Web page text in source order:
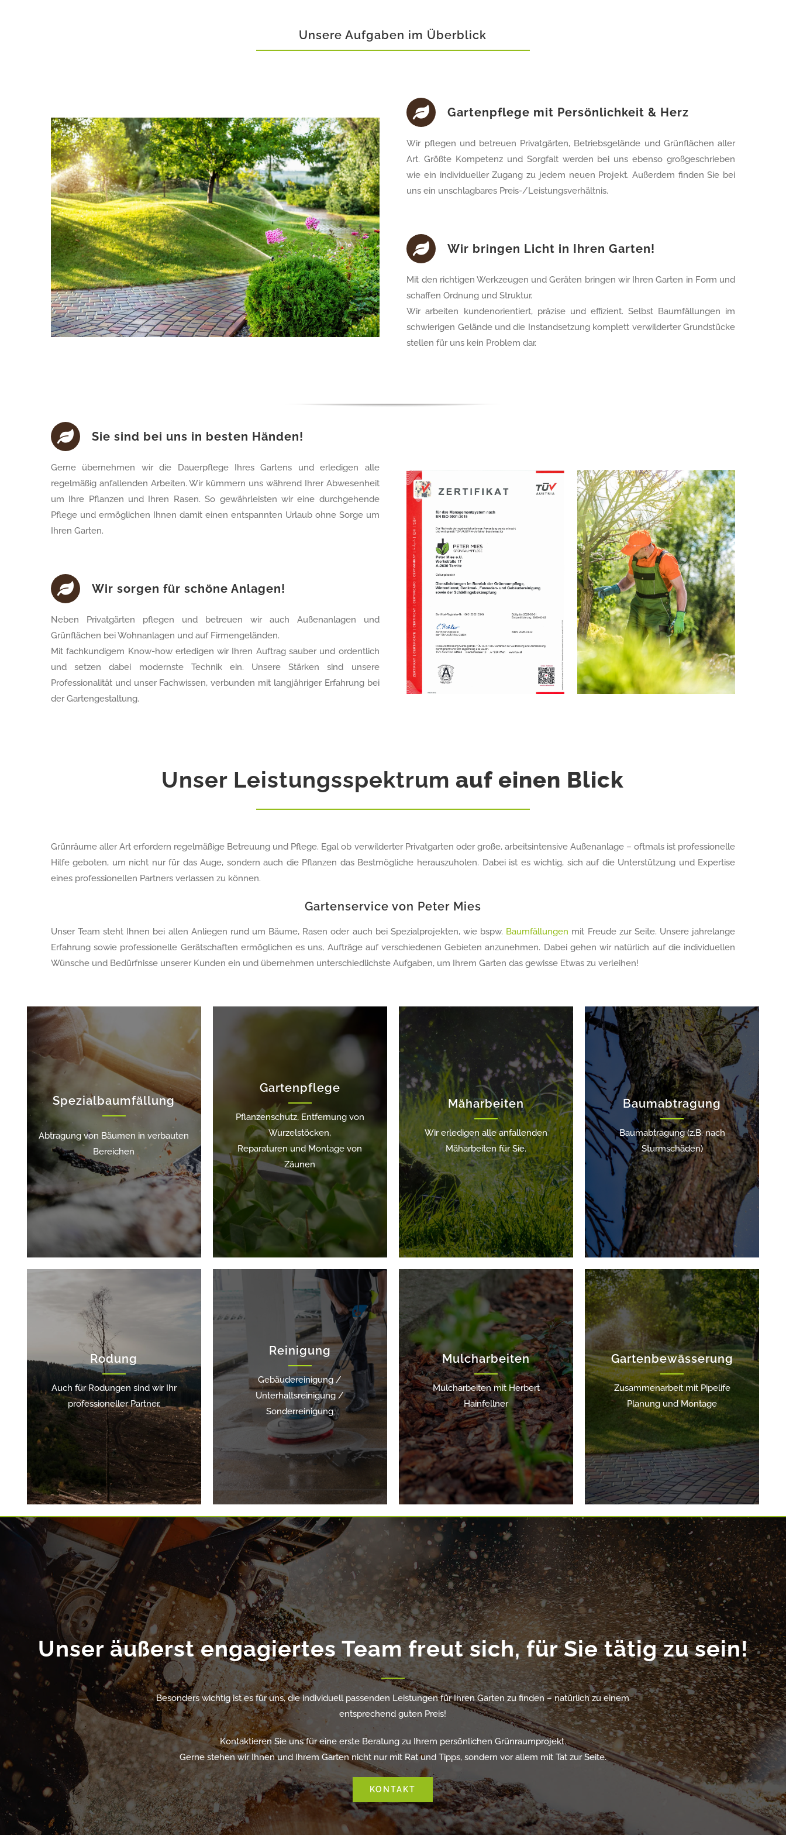
Unsere Aufgaben im Überblick
Gartenpflege mit Persönlichkeit & Herz
Wir pflegen und betreuen Privatgärten, Betriebsgelände und Grünflächen aller
Art. Größte Kompetenz und Sorgfalt werden bei uns ebenso großgeschrieben
wie ein individueller Zugang zu jedem neuen Projekt. Außerdem finden Sie bei
uns ein unschlagbares Preis-/Leistungsverhältnis.
Wir bringen Licht in Ihren Garten!
Mit den richtigen Werkzeugen und Geräten bringen wir Ihren Garten in Form und
schaffen Ordnung und Struktur.
Wir arbeiten kundenorientiert, präzise und effizient. Selbst Baumfällungen im
schwierigen Gelände und die Instandsetzung komplett verwilderter Grundstücke
stellen für uns kein Problem dar.
Sie sind bei uns in besten Händen!
Gerne übernehmen wir die Dauerpflege Ihres Gartens und erledigen alle
regelmäßig anfallenden Arbeiten. Wir kümmern uns während Ihrer Abwesenheit
um Ihre Pflanzen und Ihren Rasen. So gewährleisten wir eine durchgehende
Pflege und ermöglichen Ihnen damit einen entspannten Urlaub ohne Sorge um
Ihren Garten.
Wir sorgen für schöne Anlagen!
Neben Privatgärten pflegen und betreuen wir auch Außenanlagen und
Grünflächen bei Wohnanlagen und auf Firmengeländen.
Mit fachkundigem Know-how erledigen wir Ihren Auftrag sauber und ordentlich
und setzen dabei modernste Technik ein. Unsere Stärken sind unsere
Professionalität und unser Fachwissen, verbunden mit langjähriger Erfahrung bei
der Gartengestaltung.
Unser Leistungsspektrum auf einen Blick
Grünräume aller Art erfordern regelmäßige Betreuung und Pflege. Egal ob verwilderter Privatgarten oder große, arbeitsintensive Außenanlage – oftmals ist professionelle
Hilfe geboten, um nicht nur für das Auge, sondern auch die Pflanzen das Bestmögliche herauszuholen. Dabei ist es wichtig, sich auf die Unterstützung und Expertise
eines professionellen Partners verlassen zu können.
Gartenservice von Peter Mies
Unser Team steht Ihnen bei allen Anliegen rund um Bäume, Rasen oder auch bei Spezialprojekten, wie bspw. Baumfällungen mit Freude zur Seite. Unsere jahrelange
Erfahrung sowie professionelle Gerätschaften ermöglichen es uns, Aufträge auf verschiedenen Gebieten anzunehmen. Dabei gehen wir natürlich auf die individuellen
Wünsche und Bedürfnisse unserer Kunden ein und übernehmen unterschiedlichste Aufgaben, um Ihrem Garten das gewisse Etwas zu verleihen!
Spezialbaumfällung
Abtragung von Bäumen in verbauten
Bereichen
Gartenpflege
Pflanzenschutz, Entfernung von
Wurzelstöcken,
Reparaturen und Montage von
Zäunen
Mäharbeiten
Wir erledigen alle anfallenden
Mäharbeiten für Sie.
Baumabtragung
Baumabtragung (z.B. nach
Sturmschäden)
Rodung
Auch für Rodungen sind wir Ihr
professioneller Partner.
Reinigung
Gebäudereinigung /
Unterhaltsreinigung /
Sonderreinigung
Mulcharbeiten
Mulcharbeiten mit Herbert
Hainfellner
Gartenbewässerung
Zusammenarbeit mit Pipelife
Planung und Montage
Unser äußerst engagiertes Team freut sich, für Sie tätig zu sein!
Besonders wichtig ist es für uns, die individuell passenden Leistungen für Ihren Garten zu finden – natürlich zu einem
entsprechend guten Preis!
Kontaktieren Sie uns für eine erste Beratung zu Ihrem persönlichen Grünraumprojekt.
Gerne stehen wir Ihnen und Ihrem Garten nicht nur mit Rat und Tipps, sondern vor allem mit Tat zur Seite.
KONTAKT